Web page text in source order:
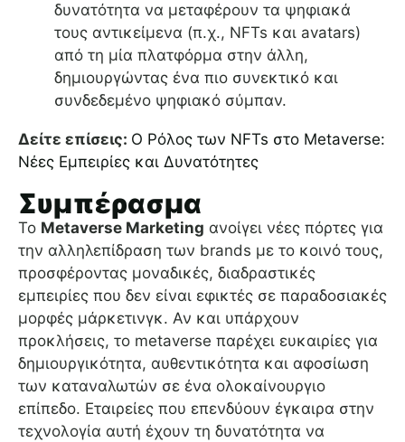
δυνατότητα να μεταφέρουν τα ψηφιακά
τους αντικείμενα (π.χ., NFTs και avatars)
από τη μία πλατφόρμα στην άλλη,
δημιουργώντας ένα πιο συνεκτικό και
συνδεδεμένο ψηφιακό σύμπαν.
Δείτε επίσεις: Ο Ρόλος των NFTs στο Metaverse:
Νέες Εμπειρίες και Δυνατότητες
Συμπέρασμα
Το Metaverse Marketing ανοίγει νέες πόρτες για
την αλληλεπίδραση των brands με το κοινό τους,
προσφέροντας μοναδικές, διαδραστικές
εμπειρίες που δεν είναι εφικτές σε παραδοσιακές
μορφές μάρκετινγκ. Αν και υπάρχουν
προκλήσεις, το metaverse παρέχει ευκαιρίες για
δημιουργικότητα, αυθεντικότητα και αφοσίωση
των καταναλωτών σε ένα ολοκαίνουργιο
επίπεδο. Εταιρείες που επενδύουν έγκαιρα στην
τεχνολογία αυτή έχουν τη δυνατότητα να